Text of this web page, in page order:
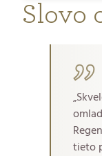
Slovo
tieto